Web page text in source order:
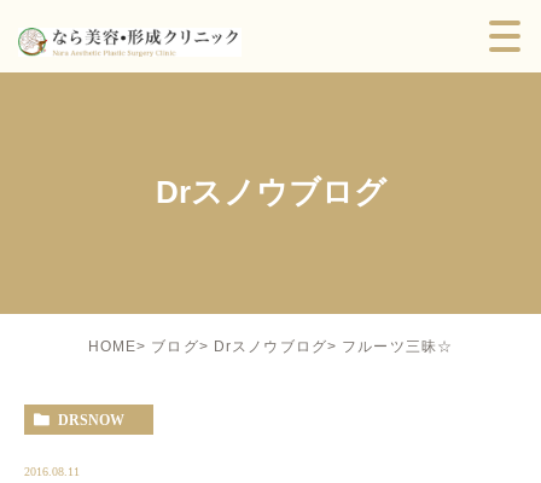
Drスノウブログ
HOME ブログ Drスノウブログ フルーツ三昧☆
DRSNOW
2016.08.11